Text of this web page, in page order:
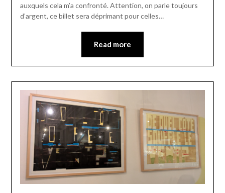
auxquels cela m’a confronté. Attention, on parle toujours
d’argent, ce billet sera déprimant pour celles…
Read more